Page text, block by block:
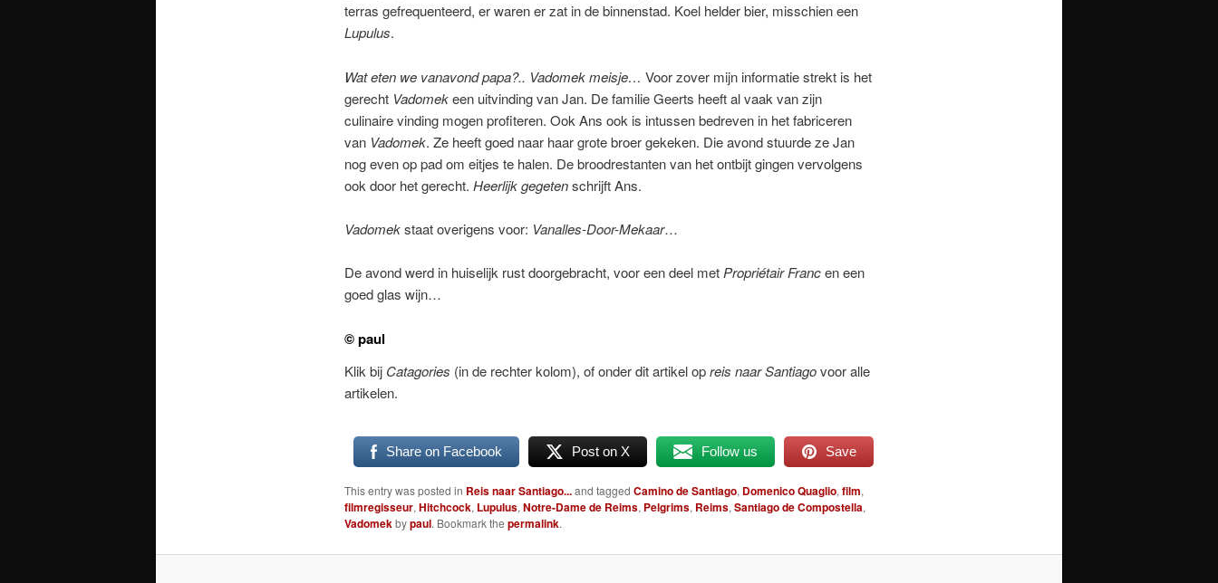
terras gefrequenteerd, er waren er zat in de binnenstad. Koel helder bier, misschien een
Lupulus.
Wat eten we vanavond papa?.. Vadomek meisje… Voor zover mijn informatie strekt is het
gerecht Vadomekeen uitvinding van Jan. De familie Geerts heeft al vaak van zijn
culinaire vinding mogen profiteren. Ook Ans ook is intussen bedreven in het fabriceren
van Vadomek. Ze heeft goed naar haar grote broer gekeken. Die avond stuurde ze Jan
nog even op pad om eitjes te halen. De broodrestanten van het ontbijt gingen vervolgens
ook door het gerecht. Heerlijk gegetenschrijft Ans.
Vadomekstaat overigens voor: Vanalles-Door-Mekaar…
De avond werd in huiselijk rust doorgebracht, voor een deel metPropriétairFrancen een
goed glas wijn…
© paul
Klik bij Catagories (in de rechter kolom), of onder dit artikel opreis naar Santiagovoor alle
artikelen.
Share on Facebook Post on X Follow us Save
This entry was posted in Reis naar Santiago...and tagged Camino de Santiago, Domenico Quaglio, film,
filmregisseur, Hitchcock, Lupulus, Notre-Dame de Reims, Pelgrims, Reims, Santiago de Compostella,
Vadomekbypaul. Bookmark the permalink.